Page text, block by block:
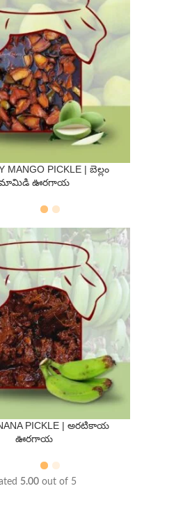
MANGO PICKLE | బెల్లం
ఊరగాయ
PICKLE | అరటికాయ
ఊరగాయ
5.00out of 5